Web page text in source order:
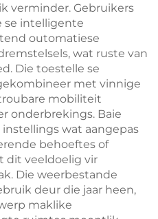
verminder. Gebruikers
se intelligente
outomatiese
wat ruste van
Die toestelle se
met vinnige
mobiliteit
onderbrekings. Baie
wat aangepas
behoeftes of
dit veeldoelig vir
Die weerbestande
deur die jaar heen,
maklike